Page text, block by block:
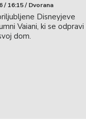
/ 16:15 / Dvorana
Disneyjeve
Vaiani, ki se odpravi
dom.